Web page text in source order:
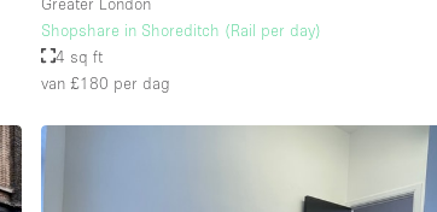
Shopshare in Shoreditch (Rail per day)
4 sq ft
van £180 per dag